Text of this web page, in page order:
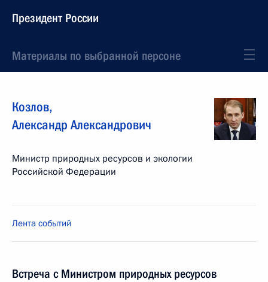
Президент России
Материалы по выбранной персоне
Козлов,
Александр Александрович
Министр природных ресурсов и экологии
Российской Федерации
Лента событий
Встреча с Министром природных ресурсов